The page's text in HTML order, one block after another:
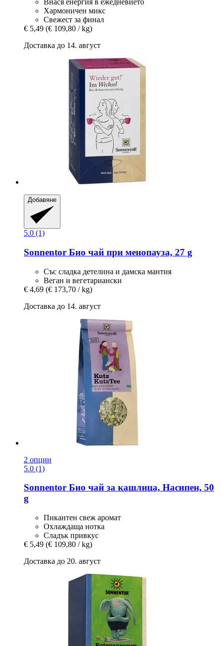
Хармоничен микс
Свежест за финал
€ 5,49 (€ 109,80 / kg)
Доставка до 14. август
Добавяне
5.0 (1)
Sonnentor Био чай при менопауза, 27 g
Със сладка детелина и дамска мантия
Веган и вегетариански
€ 4,69 (€ 173,70 / kg)
Доставка до 14. август
2 опции
5.0 (1)
Sonnentor Био чай за кашлица, Насипен, 50
g
Пикантен свеж аромат
Охлаждаща нотка
Сладък привкус
€ 5,49 (€ 109,80 / kg)
Доставка до 20. август